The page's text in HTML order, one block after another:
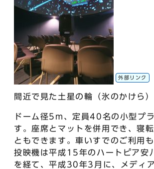
外部リンク
間近で見た土星の輪（氷のかけら
ドーム径5m、定員40名の小型プ
す。座席とマットを併用でき、寝
ともできます。車いすでのご利用も
投映機は平成15年のハートピア安
を経て、平成30年3月に、メディ